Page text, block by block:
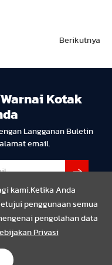
kami.Ketika Anda
penggunaan semua
pengolahan data
Privasi
Berikutnya
Kotak
Langganan Buletin
email.
hak dilindungi undang-